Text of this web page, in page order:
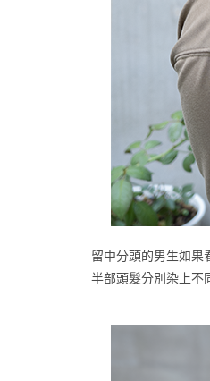
留中分頭的男生如果
半部頭髮分別染上不